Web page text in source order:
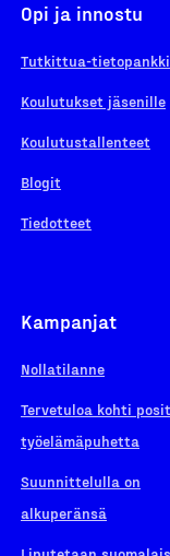
Opi ja innostu
Tutkittua-tietopankki
Koulutukset jäsenille
Koulutustallenteet
Blogit
Tiedotteet
Kampanjat
Nollatilanne
Tervetuloa kohti
työelämäpuhetta
Suunnittelulla on
alkuperänsä